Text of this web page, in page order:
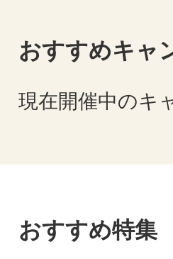
おすすめキャ
現在開催中のキ
おすすめ特集